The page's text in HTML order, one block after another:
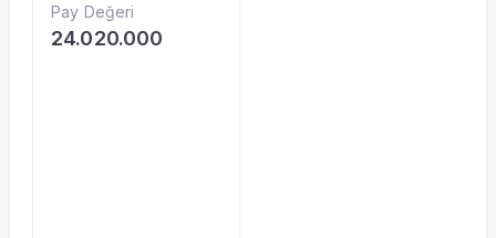
Pay Değeri
24.020.000